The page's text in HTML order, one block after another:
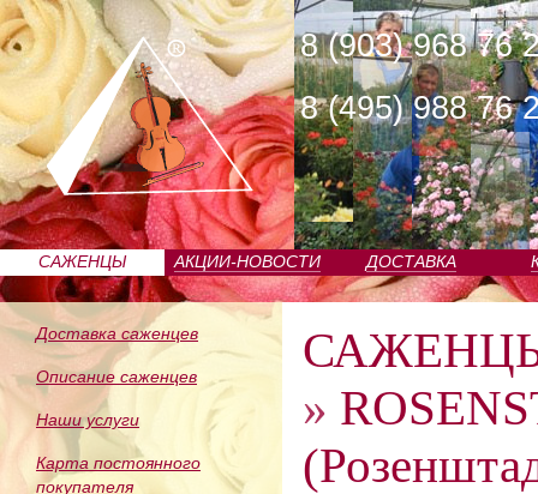
8 (903) 968 76
8 (495) 988 76
САЖЕНЦЫ
ПИТОМНИКА
АКЦИИ-НОВОСТИ ДОСТАВКА
Доставка саженцев
Описание саженцев
Наши услуги
Карта постоянного
покупателя
»